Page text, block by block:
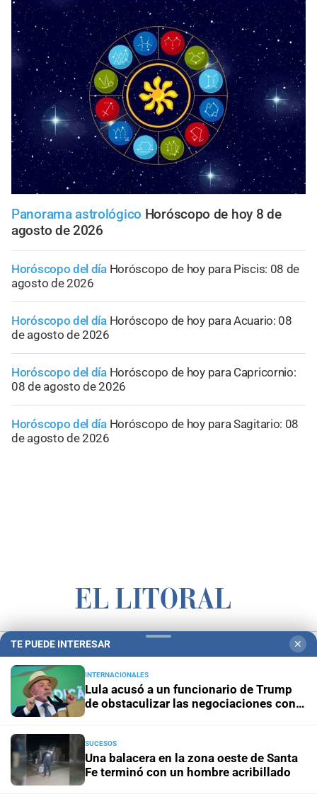
Panorama astrológico Horóscopo de hoy 8 de
agosto de 2026
Horóscopo del día Horóscopo de hoy para Piscis: 08 de
agosto de 2026
Horóscopo del día Horóscopo de hoy para Acuario: 08
de agosto de 2026
Horóscopo del día Horóscopo de hoy para Capricornio:
08 de agosto de 2026
Horóscopo del día Horóscopo de hoy para Sagitario: 08
de agosto de 2026
Campolitoral Revista Nosotros
CYD Litoral
Podcasts Mirador Provincial
Notife Educacion SF
TE PUEDE INTERESAR ✕
INTERNACIONALES
Lula acusó a un funcionario de Trump
de obstaculizar las negociaciones con
SUCESOS
Una balacera en la zona oeste de Santa
Fe terminó con un hombre acribillado